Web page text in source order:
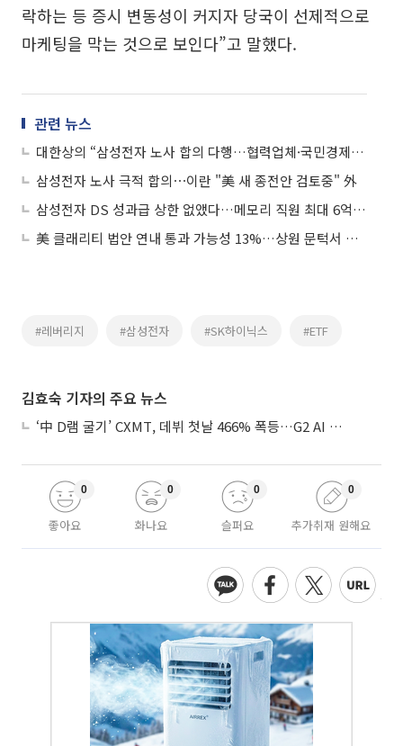
락하는 등 증시 변동성이 커지자 당국이 선제적으로
마케팅을 막는 것으로 보인다”고 말했다.
관련 뉴스
대한상의 “삼성전자 노사 합의 다행…협력업체·국민경제에 큰 의미”
삼성전자 노사 극적 합의⋯이란 "美 새 종전안 검토중" 外
삼성전자 DS 성과급 상한 없앴다…메모리 직원 최대 6억원 가능
美 클래리티 법안 연내 통과 가능성 13%…상원 문턱서 제동
#레버리지 #삼성전자 #SK하이닉스 #ETF
김효숙 기자의 주요 뉴스
‘中 D램 굴기’ CXMT, 데뷔 첫날 466% 폭등…G2 AI 패권 ‘쩐의 전쟁’
좋아요
0
화나요
0
슬퍼요
0
추가취재 원해요
0